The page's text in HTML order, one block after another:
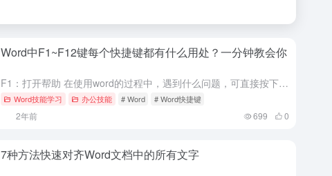
Word中F1~F12键每个快捷键都有什么用处？一分钟教会你
F1：打开帮助 在使用word的过程中，遇到什么问题，可直接按下F1键调出帮助信息，可以在这里搜索解决问题。 F2：剪切文本或图片 与复制和剪切功能类似，选中一段文字后，按下F2，再将光标移到需要插入...
Word技能学习 办公技能 # Word # Word快捷键
2年前 699 0
7种方法快速对齐Word文档中的所有文字